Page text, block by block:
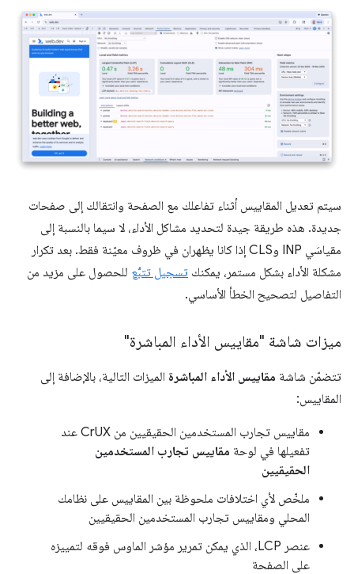
سيتم تعديل المقاييس أثناء تفاعلك مع الصفحة وانتقالك إلى صفحات
جديدة. هذه طريقة جيدة لتحديد مشاكل الأداء، لا سيما بالنسبة إلى
مقياسَي INP وCLS إذا كانا يظهران في ظروف معيّنة فقط. بعد تكرار
مشكلة الأداء بشكل مستمر، يمكنك تسجيل تتبُّع للحصول على مزيد من
التفاصيل لتصحيح الخطأ الأساسي.
ميزات شاشة "مقاييس الأداء المباشرة"
تتضمّن شاشة مقاييس الأداء المباشرة الميزات التالية، بالإضافة إلى
المقاييس:
مقاييس تجارب المستخدمين الحقيقيين من CrUX عند
تفعيلها في لوحة مقاييس تجارب المستخدمين
الحقيقيين
ملخّص لأي اختلافات ملحوظة بين المقاييس على نظامك
المحلي ومقاييس تجارب المستخدمين الحقيقيين
عنصر LCP، الذي يمكن تمرير مؤشر الماوس فوقه لتمييزه
على الصفحة